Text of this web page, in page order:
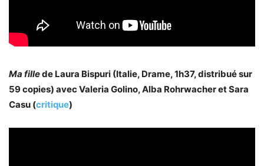
Ma fillede Laura Bispuri (Italie, Drame, 1h37, distribué sur
59 copies) avec Valeria Golino, Alba Rohrwacher et Sara
Casu (critique)